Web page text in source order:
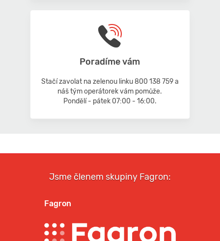
Poradíme vám
Stačí zavolat na zelenou linku 800 138 759 a
náš tým operátorek vám pomůže.
Pondělí - pátek 07:00 - 16:00.
Jsme členem skupiny Fagron:
Fagron